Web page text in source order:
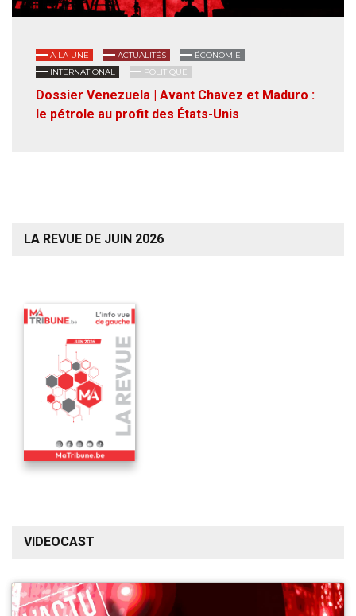
À LA UNE ACTUALITÉS
ÉCONOMIE
INTERNATIONAL
POLITIQUE
Dossier Venezuela | Avant Chavez et Maduro :
le pétrole au profit des États-Unis
LA REVUE DE JUIN 2026
VIDEOCAST